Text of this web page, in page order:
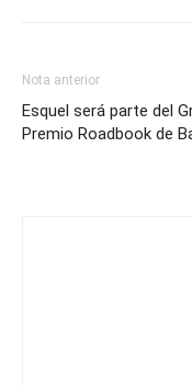
Nota anterior
Esquel será parte del
Premio Roadbook de